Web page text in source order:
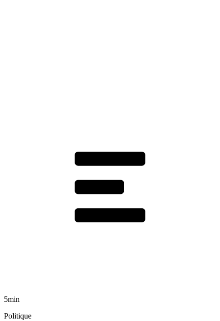
5min
Politique